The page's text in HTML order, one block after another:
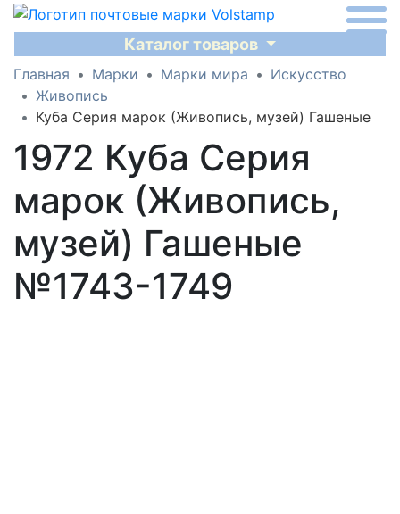
Каталог товаров
Главная Марки Марки мира
Искусство
Живопись
Куба Серия марок (Живопись, музей) Гашеные
1972 Куба Серия
марок (Живопись,
музей) Гашеные
№1743-1749